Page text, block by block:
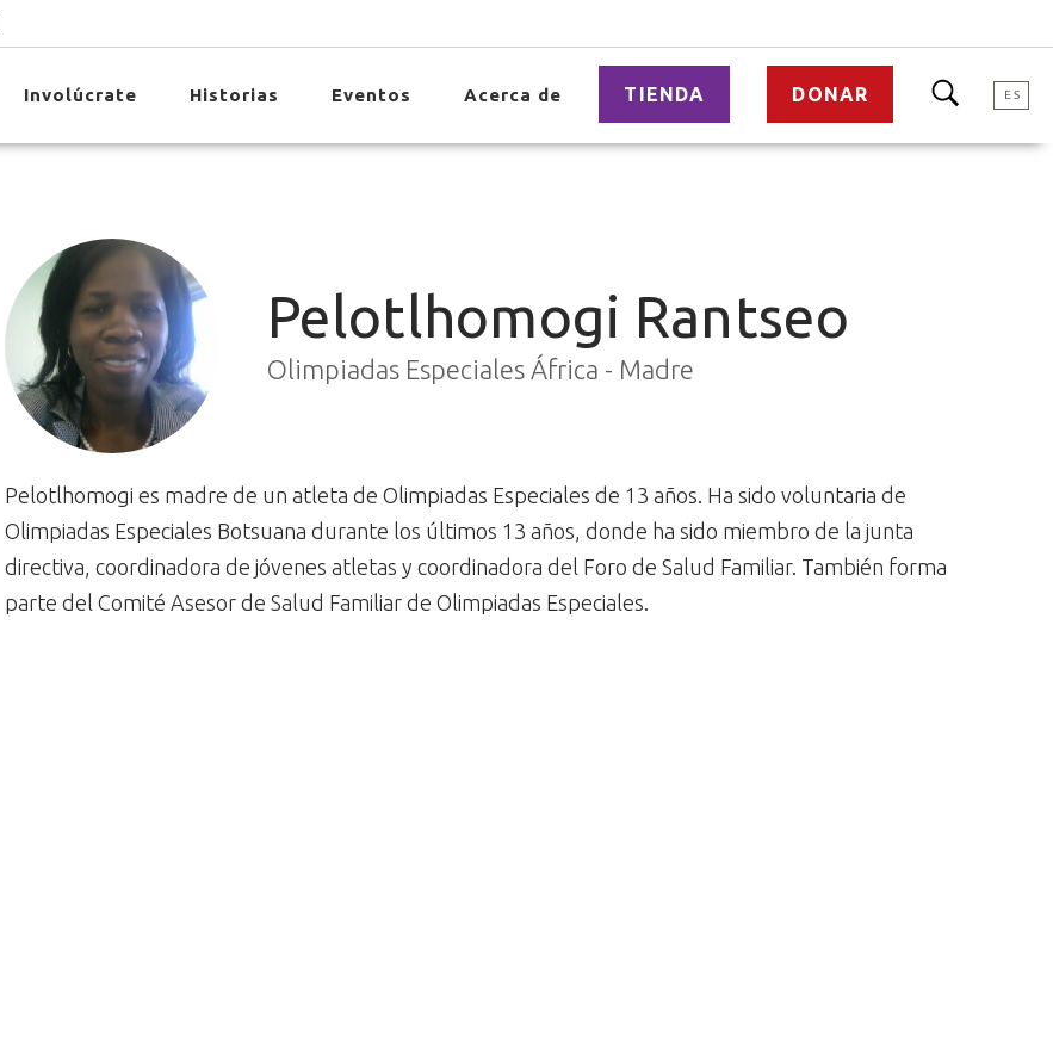
Involúcrate Historias Eventos Acerca de TIENDA DONAR ES
Pelotlhomogi Rantseo
Olimpiadas Especiales África - Madre
Pelotlhomogi es madre de un atleta de Olimpiadas Especiales de 13 años. Ha sido voluntaria de
Olimpiadas Especiales Botsuana durante los últimos 13 años, donde ha sido miembro de la junta
directiva, coordinadora de jóvenes atletas y coordinadora del Foro de Salud Familiar. También forma
parte del Comité Asesor de Salud Familiar de Olimpiadas Especiales.